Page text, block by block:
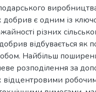
є одним із
різних
відбувається як
Найбільш
розподілення за
відцентровими